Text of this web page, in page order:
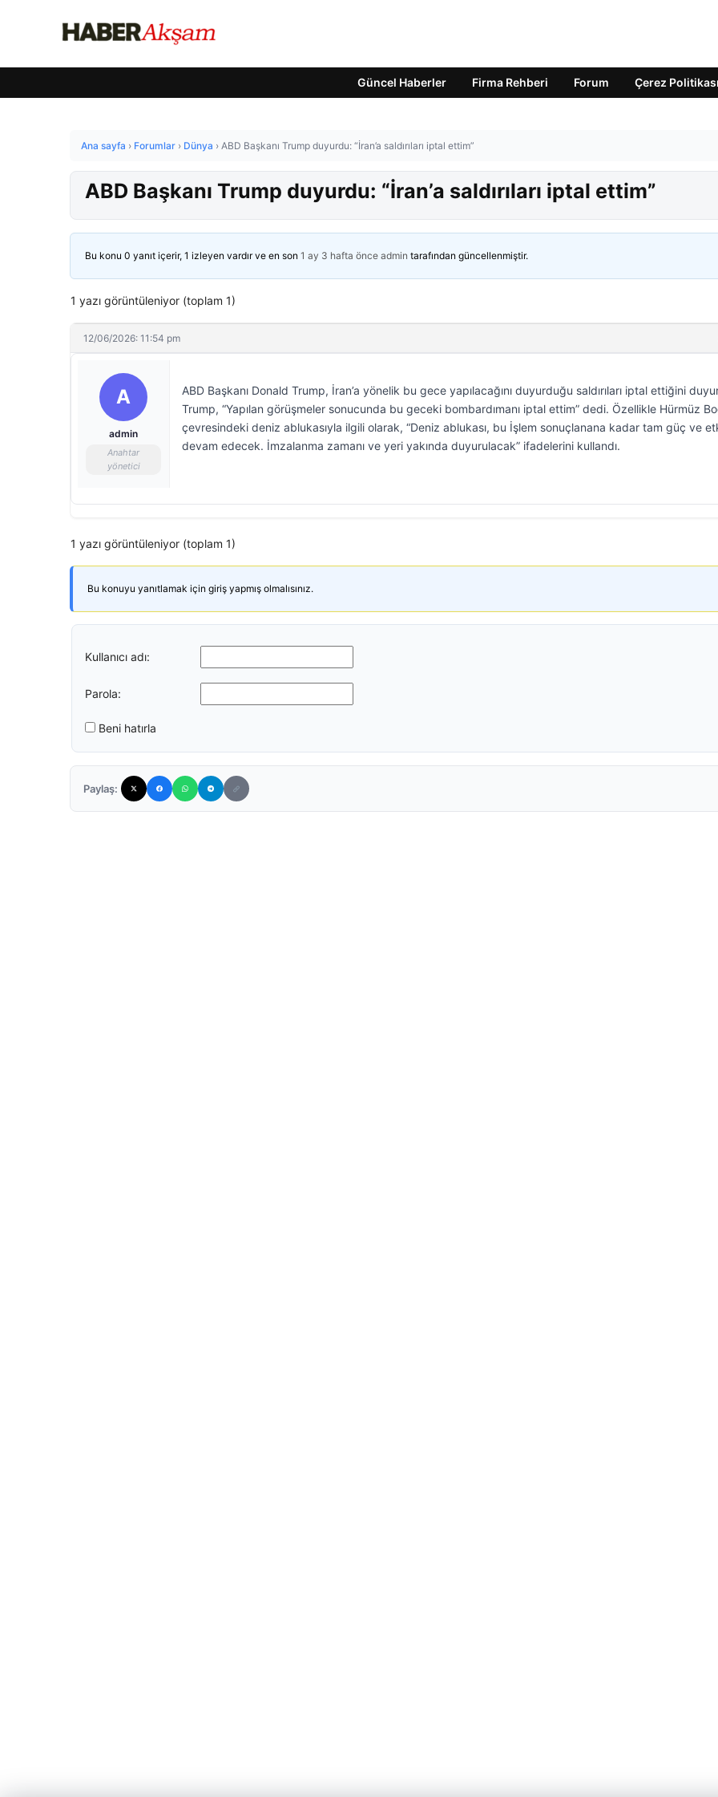
Güncel Haberler Firma Rehberi Forum Çerez Politikası
Ana sayfa › Forumlar › Dünya › ABD Başkanı Trump duyurdu: “İran’a saldırıları iptal ettim”
ABD Başkanı Trump duyurdu: “İran’a saldırıları iptal ettim”
Bu konu 0 yanıt içerir, 1 izleyen vardır ve en son 1 ay 3 hafta önce admin tarafından güncellenmiştir.
1 yazı görüntüleniyor (toplam 1)
12/06/2026: 11:54 pm
A
admin
Anahtar
yönetici
ABD Başkanı Donald Trump, İran’a yönelik bu gece yapılacağını duyurduğu saldırıları iptal ettiğini
Trump, “Yapılan görüşmeler sonucunda bu geceki bombardımanı iptal ettim” dedi. Özellikle Hürmüz
çevresindeki deniz ablukasıyla ilgili olarak, “Deniz ablukası, bu İşlem sonuçlanana kadar tam güç ve
devam edecek. İmzalanma zamanı ve yeri yakında duyurulacak” ifadelerini kullandı.
1 yazı görüntüleniyor (toplam 1)
Bu konuyu yanıtlamak için giriş yapmış olmalısınız.
Kullanıcı adı:
Parola:
Beni hatırla
Paylaş: